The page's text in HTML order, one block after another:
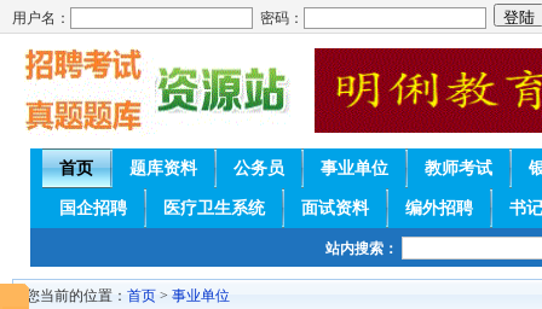
用户名： 密码：
首页 题库资料 公务员 事业单位 教师考试
国企招聘 医疗卫生系统 面试资料 编外招聘 书
站内搜索：
您当前的位置： 首页 > 事业单位